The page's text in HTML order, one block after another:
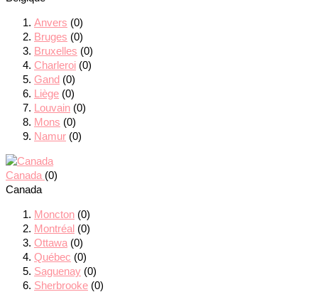
Anvers (0)
Bruges (0)
Bruxelles (0)
Charleroi (0)
Gand (0)
Liège (0)
Louvain (0)
Mons (0)
Namur (0)
Canada (0)
Canada
Moncton (0)
Montréal (0)
Ottawa (0)
Québec (0)
Saguenay (0)
Sherbrooke (0)